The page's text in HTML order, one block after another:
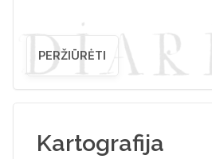
PERŽIŪRĖTI
Kartografija